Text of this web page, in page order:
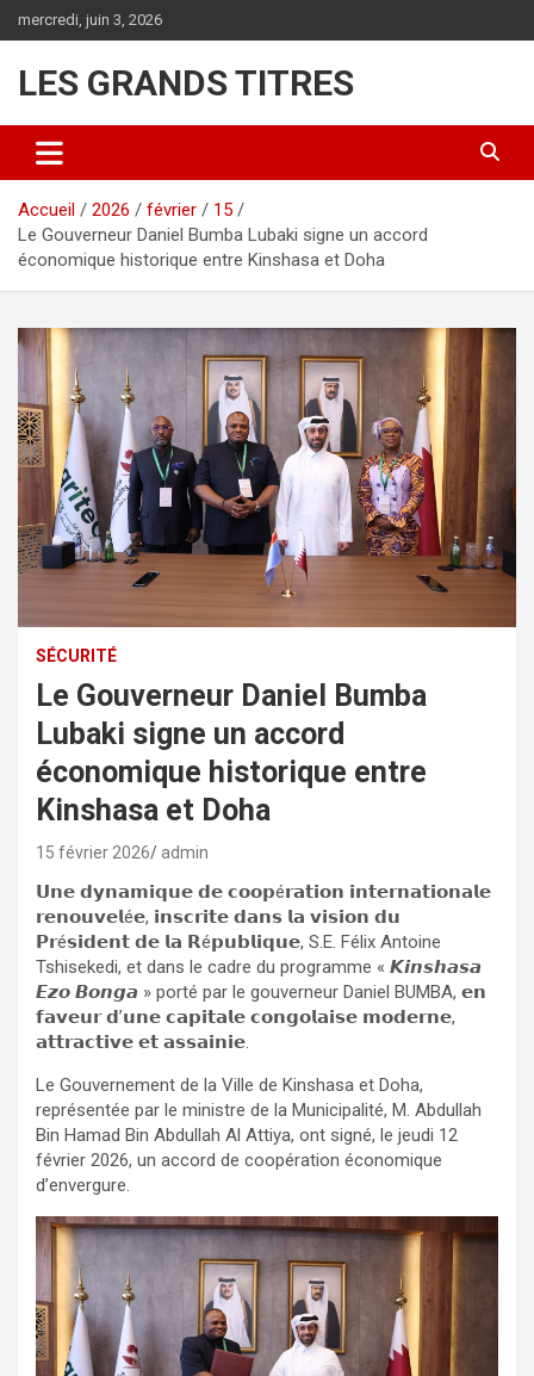
au
mercredi, juin 3, 2026
LES GRANDS TITRES
Accueil 2026 février
15
Le Gouverneur Daniel Bumba Lubaki signe un accord
économique historique entre Kinshasa et Doha
SÉCURITÉ
Le Gouverneur Daniel Bumba
Lubaki signe un accord
économique historique entre
Kinshasa et Doha
15 février 2026 admin
𝗨𝗻𝗲 𝗱𝘆𝗻𝗮𝗺𝗶𝗾𝘂𝗲 𝗱𝗲 𝗰𝗼𝗼𝗽é𝗿𝗮𝘁𝗶𝗼𝗻 𝗶𝗻𝘁𝗲𝗿𝗻𝗮𝘁𝗶𝗼𝗻𝗮𝗹𝗲
𝗿𝗲𝗻𝗼𝘂𝘃𝗲𝗹é𝗲, 𝗶𝗻𝘀𝗰𝗿𝗶𝘁𝗲 𝗱𝗮𝗻𝘀 𝗹𝗮 𝘃𝗶𝘀𝗶𝗼𝗻 𝗱𝘂
𝗣𝗿é𝘀𝗶𝗱𝗲𝗻𝘁 𝗱𝗲 𝗹𝗮 𝗥é𝗽𝘂𝗯𝗹𝗶𝗾𝘂𝗲, S.E. Félix Antoine
Tshisekedi, et dans le cadre du programme « 𝙆𝙞𝙣𝙨𝙝𝙖𝙨𝙖
𝙀𝙯𝙤 𝘽𝙤𝙣𝙜𝙖 » porté par le gouverneur Daniel BUMBA, 𝗲𝗻
𝗳𝗮𝘃𝗲𝘂𝗿 𝗱’𝘂𝗻𝗲 𝗰𝗮𝗽𝗶𝘁𝗮𝗹𝗲 𝗰𝗼𝗻𝗴𝗼𝗹𝗮𝗶𝘀𝗲 𝗺𝗼𝗱𝗲𝗿𝗻𝗲,
𝗮𝘁𝘁𝗿𝗮𝗰𝘁𝗶𝘃𝗲 𝗲𝘁 𝗮𝘀𝘀𝗮𝗶𝗻𝗶𝗲.
Le Gouvernement de la Ville de Kinshasa et Doha,
représentée par le ministre de la Municipalité, M. Abdullah
Bin Hamad Bin Abdullah Al Attiya, ont signé, le jeudi 12
février 2026, un accord de coopération économique
d’envergure.